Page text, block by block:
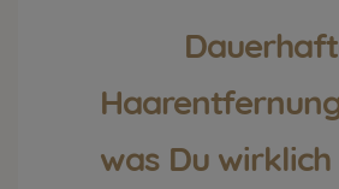
was Du wirklich